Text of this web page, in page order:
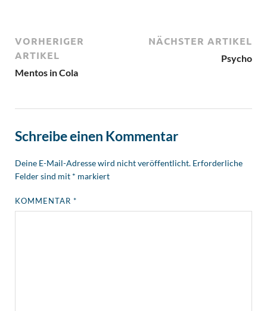
VORHERIGER
ARTIKEL
Mentos in Cola
NÄCHSTER ARTIKEL
Psycho
Schreibe einen Kommentar
Deine E-Mail-Adresse wird nicht veröffentlicht. Erforderliche
Felder sind mit * markiert
KOMMENTAR*